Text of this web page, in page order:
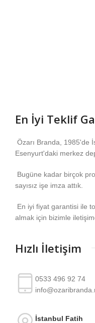
En İyi Teklif
Özarı Branda, 1985'de
Esenyurt'daki merkez
Bugüne kadar birçok
sayısız işe imza attık.
En iyi fiyat garantisi ile
almak için bizimle
Hızlı İletişim
0533 496 92 74
İstanbul Fatih